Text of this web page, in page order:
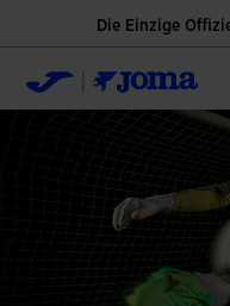
Die Einzige